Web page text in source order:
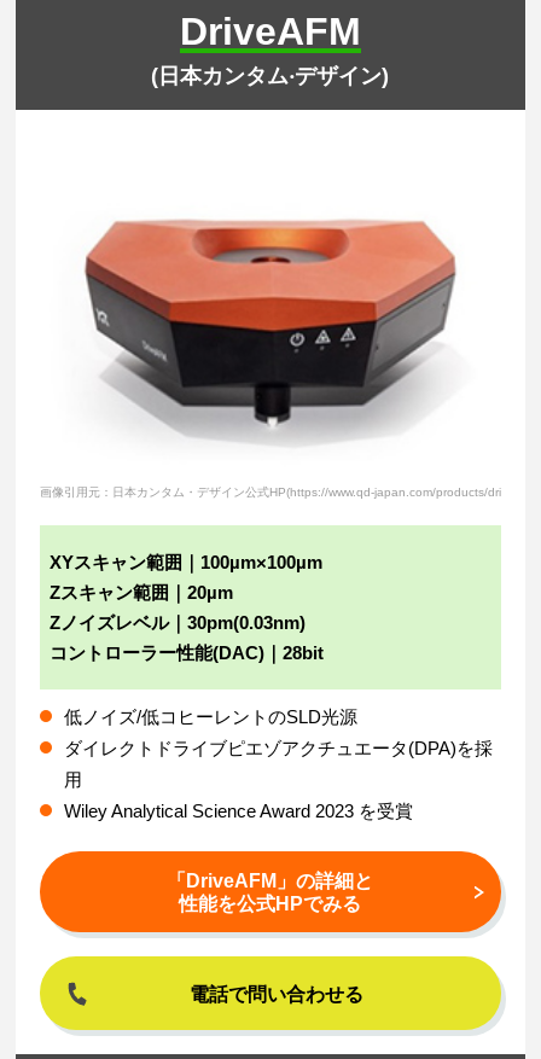
DriveAFM
(⽇本カンタム‧デザイン)
画像引用元：日本カンタム・デザイン公式HP(https://www.qd-japan.com/products/driveafm/
XYスキャン範囲｜100µm×100µm
Zスキャン範囲｜20µm
Zノイズレベル｜30pm(0.03nm)
コントローラー性能(DAC)｜28bit
低ノイズ/低コヒーレントのSLD光源
ダイレクトドライブピエゾアクチュエータ(DPA)を採
用
Wiley Analytical Science Award 2023 を受賞
「DriveAFM」の詳細と
性能を公式HPでみる
電話で問い合わせる